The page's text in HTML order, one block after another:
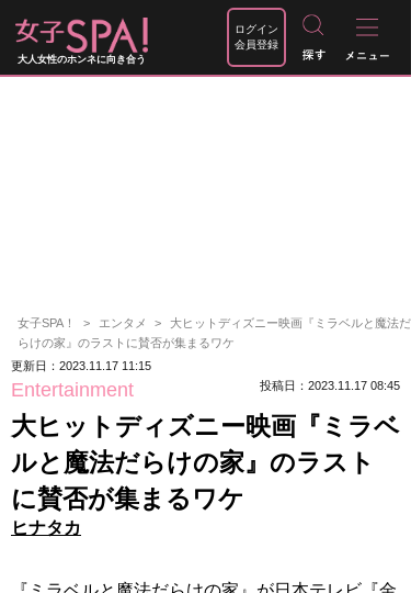
大人女性のホンネに向き合う
ログイン
会員登録
女子SPA！ エンタメ
大ヒットディズニー映画『ミラベルと魔法だ
らけの家』のラストに賛否が集まるワケ
更新日：2023.11.17 11:15
Entertainment 投稿日：2023.11.17 08:45
大ヒットディズニー映画『ミラベ
ルと魔法だらけの家』のラスト
に賛否が集まるワケ
ヒナタカ